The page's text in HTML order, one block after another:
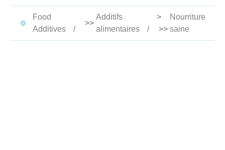
Food
Additives
>>
Additifs
alimentaires
>
>>
Nourriture
saine